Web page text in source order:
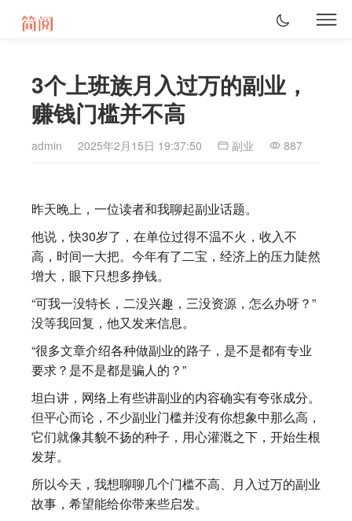
3个上班族月入过万的副业，
赚钱门槛并不高
admin 2025年2月15日 19:37:50 副业 887
昨天晚上，一位读者和我聊起副业话题。
他说，快30岁了，在单位过得不温不火，收入不
高，时间一大把。今年有了二宝，经济上的压力陡然
增大，眼下只想多挣钱。
“可我一没特长，二没兴趣，三没资源，怎么办呀？”
没等我回复，他又发来信息。
“很多文章介绍各种做副业的路子，是不是都有专业
要求？是不是都是骗人的？”
坦白讲，网络上有些讲副业的内容确实有夸张成分。
但平心而论，不少副业门槛并没有你想象中那么高，
它们就像其貌不扬的种子，用心灌溉之下，开始生根
发芽。
所以今天，我想聊聊几个门槛不高、月入过万的副业
故事，希望能给你带来些启发。